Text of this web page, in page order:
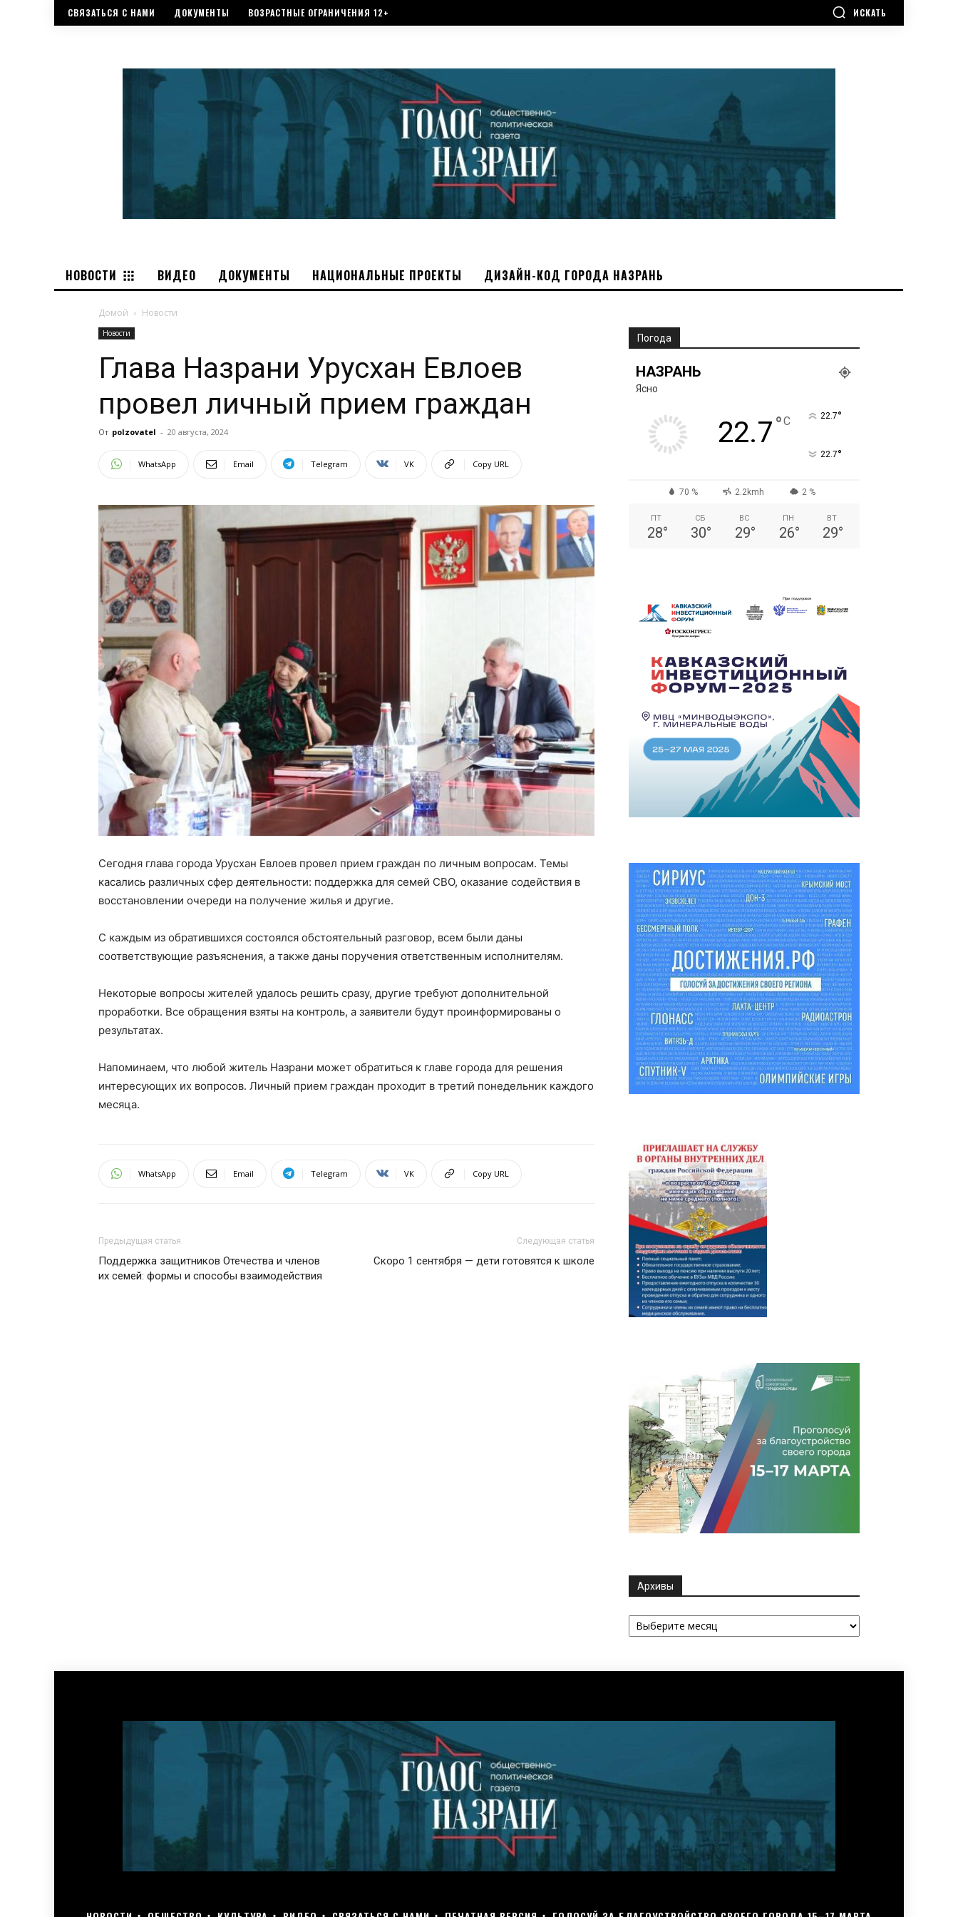
СВЯЗАТЬСЯ С НАМИ ДОКУМЕНТЫ ВОЗРАСТНЫЕ ОГРАНИЧЕНИЯ 12+ ИСКАТЬ
НОВОСТИ ВИДЕО ДОКУМЕНТЫ НАЦИОНАЛЬНЫЕ ПРОЕКТЫ ДИЗАЙН-КОД ГОРОДА НАЗРАНЬ
Домой Новости
Новости
Глава Назрани Урусхан Евлоев
провел личный прием граждан
От polzovatel - 20 августа, 2024
WhatsApp Email Telegram VK Copy URL
Сегодня глава города Урусхан Евлоев провел прием граждан по личным вопросам. Темы
касались различных сфер деятельности: поддержка для семей СВО, оказание содействия в
восстановлении очереди на получение жилья и другие.
С каждым из обратившихся состоялся обстоятельный разговор, всем были даны
соответствующие разъяснения, а также даны поручения ответственным исполнителям.
Некоторые вопросы жителей удалось решить сразу, другие требуют дополнительной
проработки. Все обращения взяты на контроль, а заявители будут проинформированы о
результатах.
Напоминаем, что любой житель Назрани может обратиться к главе города для решения
интересующих их вопросов. Личный прием граждан проходит в третий понедельник каждого
месяца.
WhatsApp Email Telegram VK Copy URL
Предыдущая статья
Поддержка защитников Отечества и членов
их семей: формы и способы взаимодействия
Следующая статья
Скоро 1 сентября — дети готовятся к школе
Погода
НАЗРАНЬ
Ясно
22.7°C 22.7°
22.7°
70 % 2.2kmh 2 %
ПТ
28°
СБ
30°
ВС
29°
ПН
26°
ВТ
29°
Архивы
Архивы